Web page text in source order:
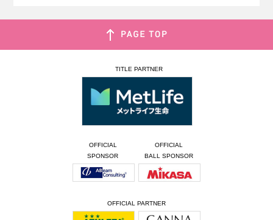
TITLE PARTNER
OFFICIAL
SPONSOR
OFFICIAL
BALL SPONSOR
OFFICIAL PARTNER